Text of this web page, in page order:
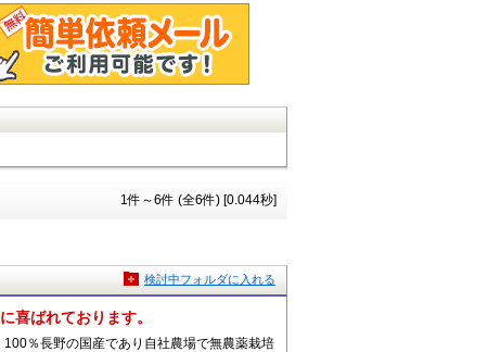
1件～6件 (全6件) [0.044秒]
喜ばれております。
％長野の国産であり自社農場で無農薬栽培
検討中フォルダに入れる